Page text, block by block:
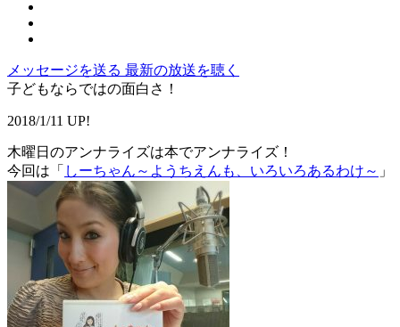
メッセージを送る 最新の放送を聴く
子どもならではの面白さ！
2018/1/11 UP!
木曜日のアンナライズは本でアンナライズ！
今回は「 しーちゃん～ようちえんも、いろいろあるわけ～ 」